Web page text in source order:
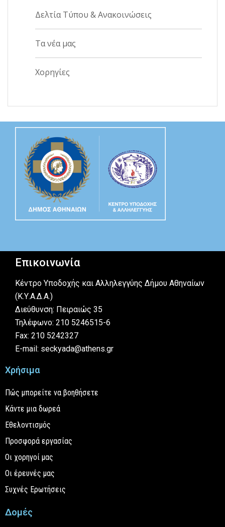
Δελτία Τύπου & Ανακοινώσεις
Τα νέα μας
Χορηγίες
Επικοινωνία
Κέντρο Υποδοχής και Αλληλεγγύης Δήμου Αθηναίων
(Κ.Υ.Α.Δ.Α.)
Διεύθυνση: Πειραιώς 35
Τηλέφωνο: 210 5246515-6
Fax: 210 5242327
E-mail: seckyada@athens.gr
Χρήσιμα
Πώς μπορείτε να βοηθήσετε
Κάντε μια δωρεά
Εθελοντισμός
Προσφορά εργασίας
Οι χορηγοί μας
Οι έρευνές μας
Συχνές Ερωτήσεις
Δομές